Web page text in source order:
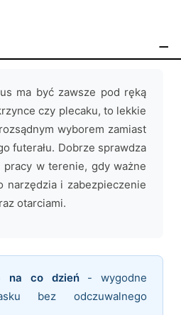
ma być zawsze pod ręką
czy plecaku, to lekkie
wyborem zamiast
futerału. Dobrze sprawdza
w terenie, gdy ważne
narzędzia i zabezpieczenie
otarciami.
na co dzień- wygodne
bez odczuwalnego